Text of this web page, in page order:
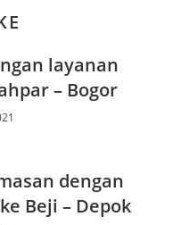
layanan
– Bogor
dengan
Beji – Depok